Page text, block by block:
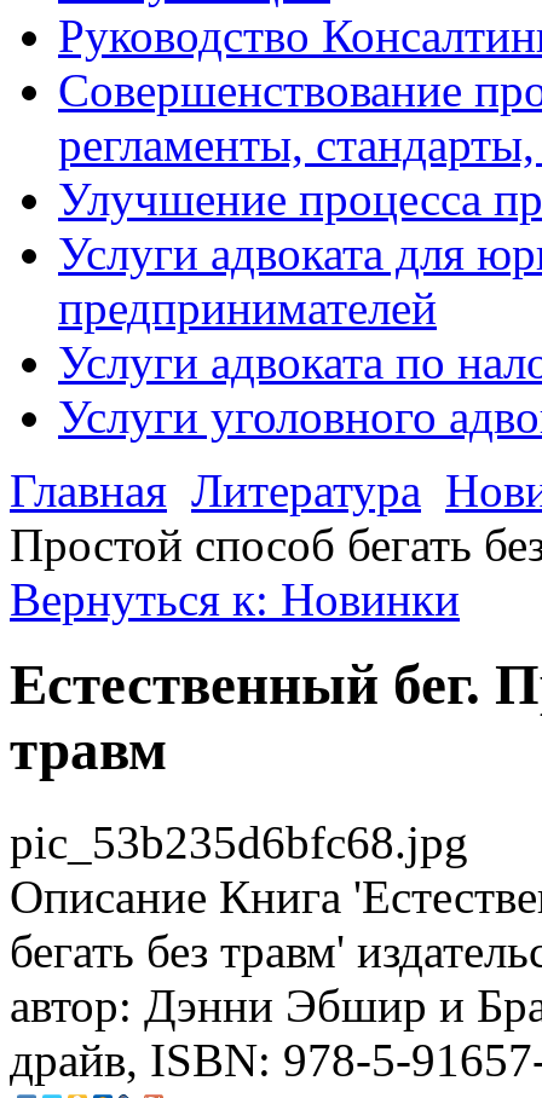
Руководство
Совершенствование
регламенты,
Улучшение процесса
Услуги адвоката для
предпринимателей
Услуги адвоката по
Услуги уголовного
Главная Литература
Простой способ бегать
Вернуться к: Новинки
Естественный бег.
травм
pic_53b235d6bfc68.jpg
Описание Книга
бегать без травм'
автор: Дэнни Эбшир и
драйв, ISBN: 978-5-